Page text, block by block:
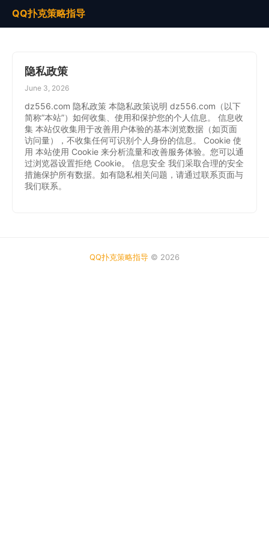
QQ扑克策略指导
隐私政策
June 3, 2026
dz556.com 隐私政策 本隐私政策说明 dz556.com（以下
简称”本站”）如何收集、使用和保护您的个人信息。 信息收
集 本站仅收集用于改善用户体验的基本浏览数据（如页面
访问量），不收集任何可识别个人身份的信息。 Cookie 使
用 本站使用 Cookie 来分析流量和改善服务体验。您可以通
过浏览器设置拒绝 Cookie。 信息安全 我们采取合理的安全
措施保护所有数据。如有隐私相关问题，请通过联系页面与
我们联系。
QQ扑克策略指导 © 2026